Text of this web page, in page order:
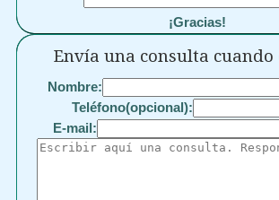
¡Gracias!
Envía una consulta cuando
Nombre:
Teléfono(opcional):
E-mail: